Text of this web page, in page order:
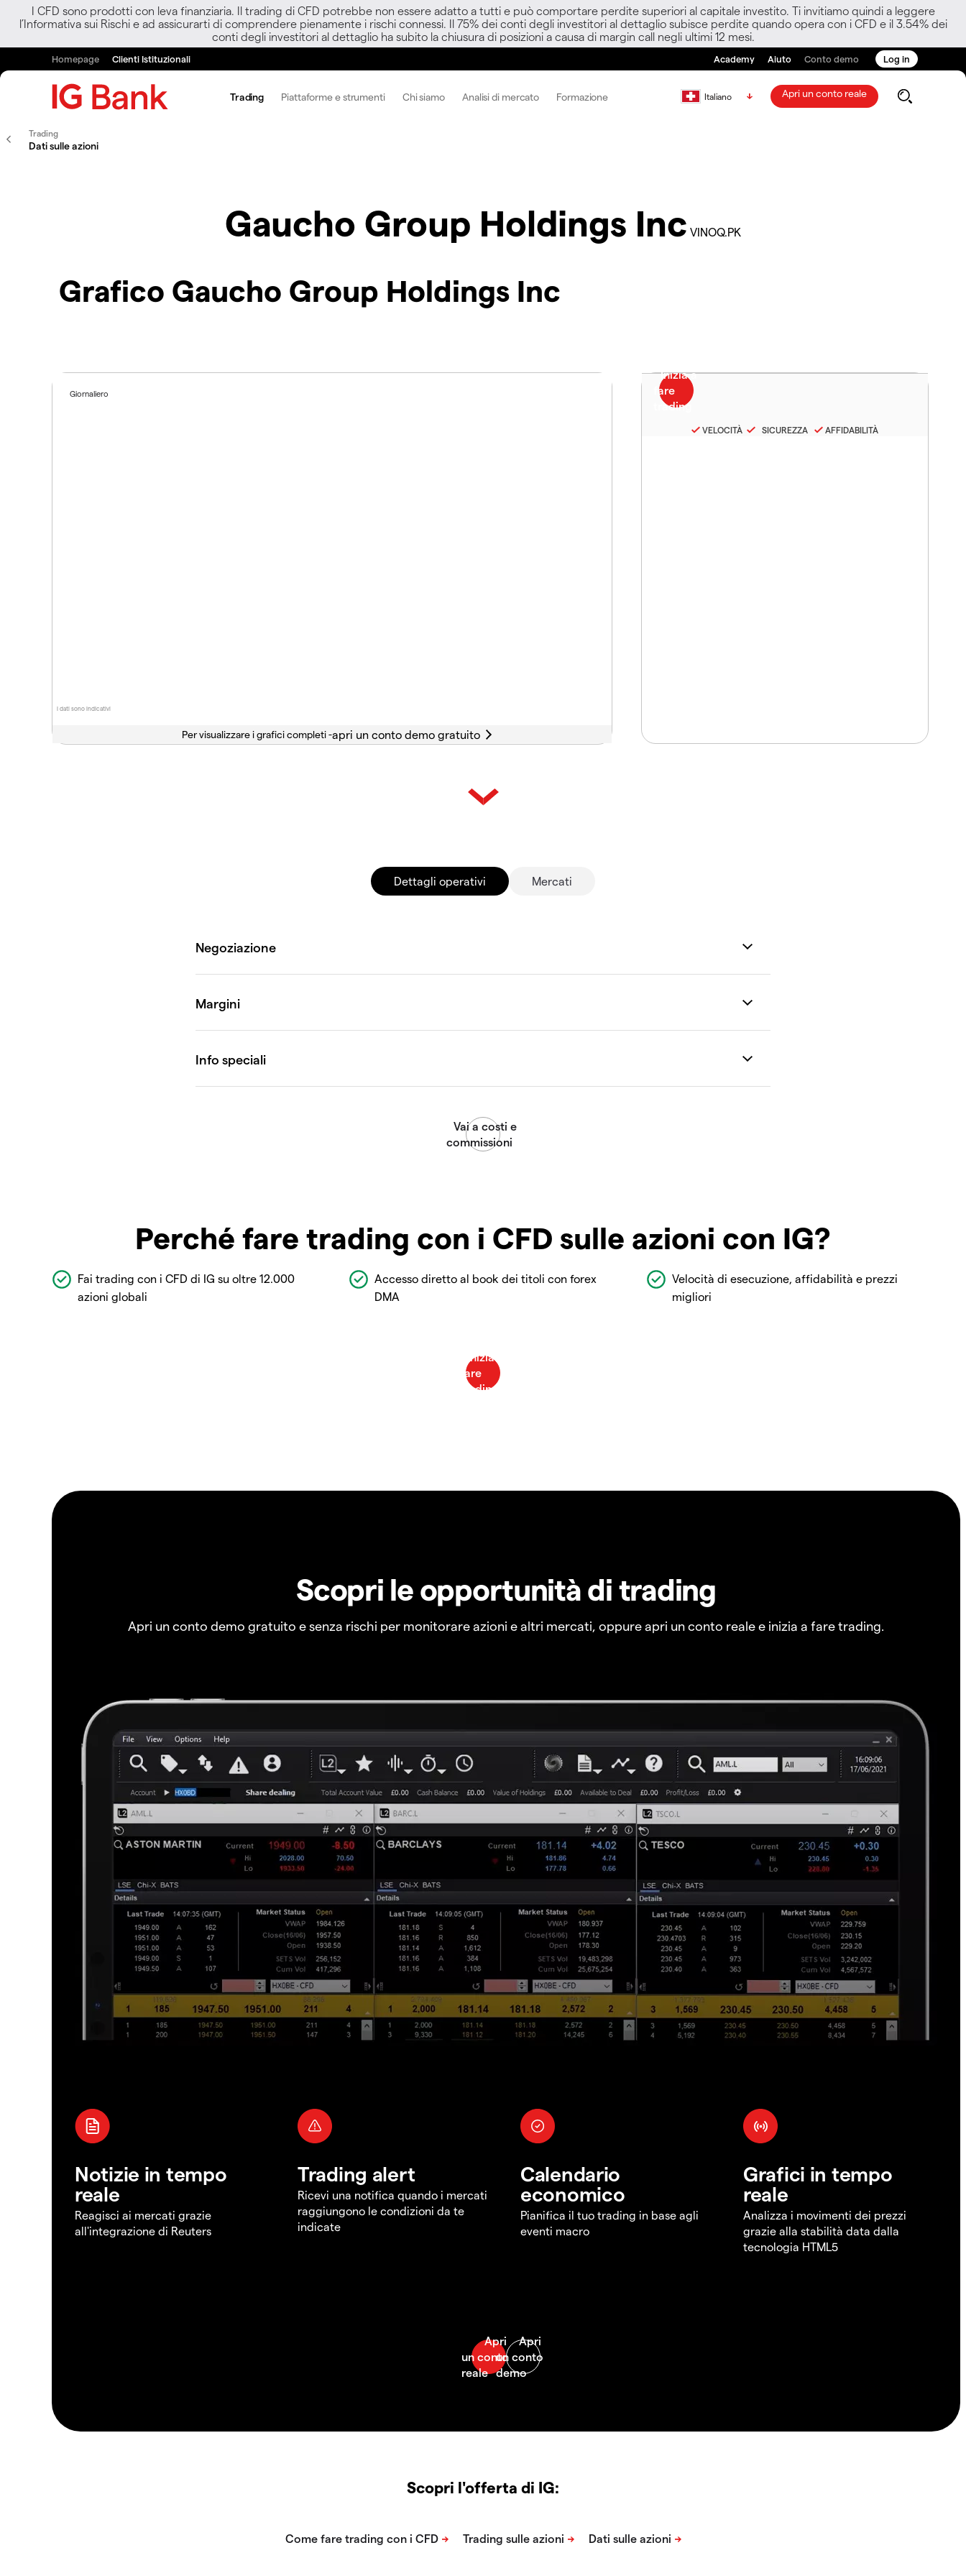
I CFD sono prodotti con leva finanziaria. Il trading di CFD potrebbe non essere adatto a tutti e può comportare perdite superiori al capitale investito. Ti invitiamo quindi a leggere
l’Informativa sui Rischi e ad assicurarti di comprendere pienamente i rischi connessi. Il 75% dei conti degli investitori al dettaglio subisce perdite quando opera con i CFD e il 3.54% dei
conti degli investitori al dettaglio ha subito la chiusura di posizioni a causa di margin call negli ultimi 12 mesi.
Homepage Clienti Istituzionali Academy Aiuto Conto demo Log in
Trading Piattaforme e strumenti Chi siamo Analisi di mercato Formazione Italiano Apri un conto reale
Trading
Dati sulle azioni
Gaucho Group Holdings Inc VINOQ.PK
Grafico Gaucho Group Holdings Inc
I dati sono indicativi
Giornaliero
Per visualizzare i grafici completi -
VELOCITÀ SICUREZZA AFFIDABILITÀ
Dettagli operativi Mercati
Perché fare trading con i CFD sulle azioni con IG?
Fai trading con i CFD di IG su oltre 12.000
azioni globali
Accesso diretto al book dei titoli con forex
DMA
Velocità di esecuzione, affidabilità e prezzi
migliori
Scopri le opportunità di trading
Apri un conto demo gratuito e senza rischi per monitorare azioni e altri mercati, oppure apri un conto reale e inizia a fare trading.
Notizie in tempo
reale
Reagisci ai mercati grazie
all'integrazione di Reuters
Trading alert
Ricevi una notifica quando i mercati
raggiungono le condizioni da te
indicate
Calendario
economico
Pianifica il tuo trading in base agli
eventi macro
Grafici in tempo
reale
Analizza i movimenti dei prezzi
grazie alla stabilità data dalla
tecnologia HTML5
Scopri l'offerta di IG: